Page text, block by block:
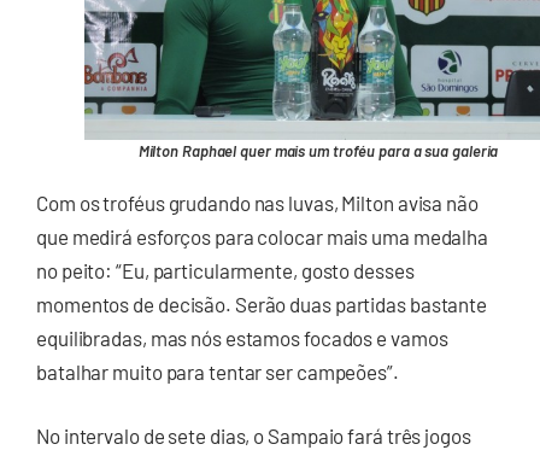
Milton Raphael quer mais um troféu para a sua galeria
Com os troféus grudando nas luvas, Milton avisa não
que medirá esforços para colocar mais uma medalha
no peito: “Eu, particularmente, gosto desses
momentos de decisão. Serão duas partidas bastante
equilibradas, mas nós estamos focados e vamos
batalhar muito para tentar ser campeões”.
No intervalo de sete dias, o Sampaio fará três jogos